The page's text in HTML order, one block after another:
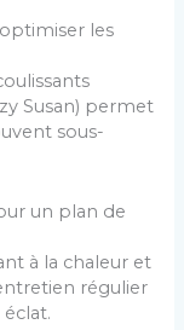
les
Susan) permet
sous-
un plan de
à la chaleur et
régulier